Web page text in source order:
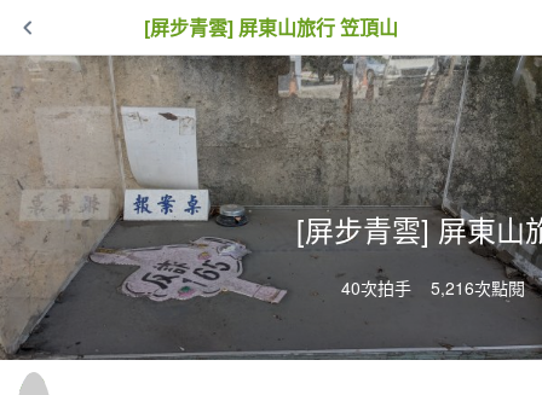
[屏步青雲] 屏東山旅行 笠頂山
[屏步青雲] 屏東山
40次拍手 5,216次點閱